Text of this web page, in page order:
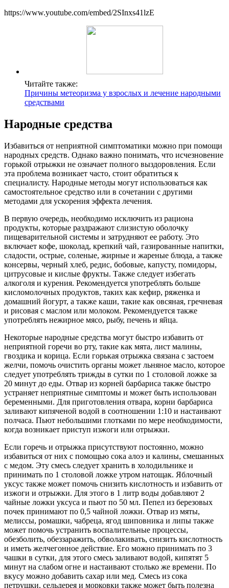
https://www.youtube.com/embed/2SInxs41lzE
Читайте также:
Причины метеоризма у взрослых и лечение народными
средствами
Народные средства
Избавиться от неприятной симптоматики можно при помощи
народных средств. Однако важно понимать, что исчезновение
горькой отрыжки не означает полного выздоровления. Если
эта проблема возникает часто, стоит обратиться к
специалисту. Народные методы могут использоваться как
самостоятельное средство или в сочетании с другими
методами для ускорения эффекта лечения.
В первую очередь, необходимо исключить из рациона
продукты, которые раздражают слизистую оболочку
пищеварительной системы и затрудняют ее работу. Это
включает кофе, шоколад, крепкий чай, газированные напитки,
сладости, острые, соленые, жирные и жареные блюда, а также
консервы, черный хлеб, редис, бобовые, капусту, помидоры,
цитрусовые и кислые фрукты. Также следует избегать
алкоголя и курения. Рекомендуется употреблять больше
кисломолочных продуктов, таких как кефир, ряженка и
домашний йогурт, а также каши, такие как овсяная, гречневая
и рисовая с маслом или молоком. Рекомендуется также
употреблять нежирное мясо, рыбу, печень и яйца.
Некоторые народные средства могут быстро избавить от
неприятной горечи во рту, такие как мята, лист малины,
гвоздика и корица. Если горькая отрыжка связана с застоем
желчи, помочь очистить органы может льняное масло, которое
следует употреблять трижды в сутки по 1 столовой ложке за
20 минут до еды. Отвар из корней барбариса также быстро
устраняет неприятные симптомы и может быть использован
беременными. Для приготовления отвара, корни барбариса
заливают кипяченой водой в соотношении 1:10 и настаивают
полчаса. Пьют небольшими глотками по мере необходимости,
когда возникает приступ изжоги или отрыжки.
Если горечь и отрыжка присутствуют постоянно, можно
избавиться от них с помощью сока алоэ и калины, смешанных
с медом. Эту смесь следует хранить в холодильнике и
принимать по 1 столовой ложке утром натощак. Яблочный
уксус также может помочь снизить кислотность и избавить от
изжоги и отрыжки. Для этого в 1 литр воды добавляют 2
чайные ложки уксуса и пьют по 50 мл. Пепел из березовых
почек принимают по 0,5 чайной ложки. Отвар из мяты,
мелиссы, ромашки, чабреца, ягод шиповника и липы также
может помочь устранить воспалительные процессы,
обезболить, обеззаражить, обволакивать, снизить кислотность
и иметь желчегонное действие. Его можно принимать по 3
чашки в сутки, для этого смесь заливают водой, кипятят 5
минут на слабом огне и настаивают столько же времени. По
вкусу можно добавить сахар или мед. Смесь из сока
петрушки, сельдерея и морковки также может быть полезна